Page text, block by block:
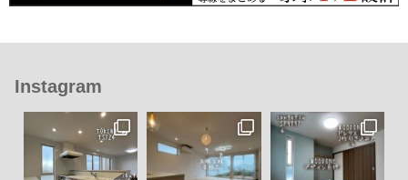
Instagram